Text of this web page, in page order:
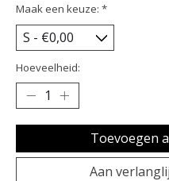
Maak een keuze: *
Hoeveelheid:
Toevoegen
Aan